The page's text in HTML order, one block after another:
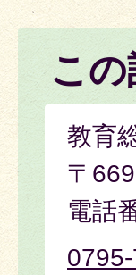
こ
教育
〒
電話